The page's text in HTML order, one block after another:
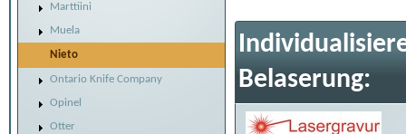
Marttiini
Muela
Nieto
Ontario Knife Company
Opinel
Otter
Belaserung: